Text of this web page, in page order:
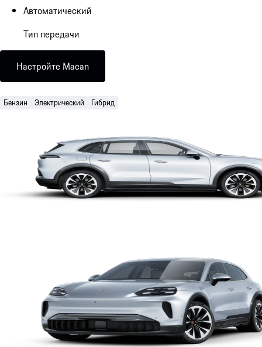
Автоматический
Тип передачи
Настройте Macan
Бензин Электрический Гибрид